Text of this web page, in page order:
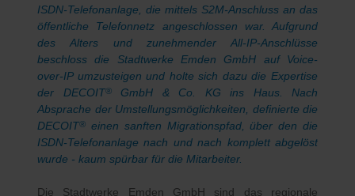
ISDN-Telefonanlage, die mittels S2M-Anschluss an das
öffentliche Telefonnetz angeschlossen war. Aufgrund
des Alters und zunehmender All-IP-Anschlüsse
beschloss die Stadtwerke Emden GmbH auf Voice-
over-IP umzusteigen und holte sich dazu die Expertise
der DECOIT®GmbH & Co. KG ins Haus. Nach
Absprache der Umstellungsmöglichkeiten, definierte die
DECOIT® einen sanften Migrationspfad, über den die
ISDN-Telefonanlage nach und nach komplett abgelöst
wurde - kaum spürbar für die Mitarbeiter.
Die Stadtwerke Emden GmbH sind das regionale